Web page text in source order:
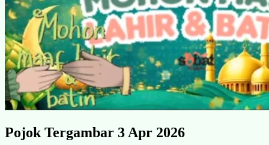
Pojok Tergambar 3 Apr 2026